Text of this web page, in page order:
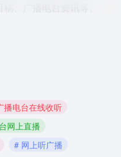
、广播电台资讯等。
播电台在线收听
网上直播
# 网上听广播